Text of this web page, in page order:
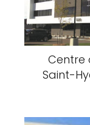
Centre
Saint-